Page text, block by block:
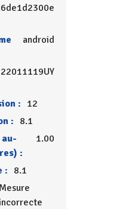
android
22011119UY
:
12
: 8.1
:
1.00
: 8.1
Mesure